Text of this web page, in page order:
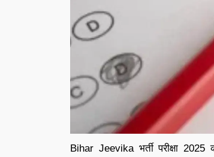
Bihar Jeevika भर्ती परीक्षा